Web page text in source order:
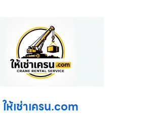
ให้เช่าเครน.com